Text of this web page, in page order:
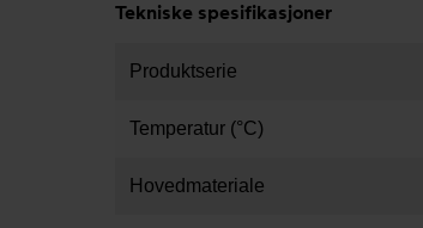
Tekniske spesifikasjoner
Produktserie
Temperatur (°C)
Hovedmateriale